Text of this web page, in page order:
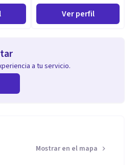
Ver perfil
a tu servicio.
Mostrar en el mapa